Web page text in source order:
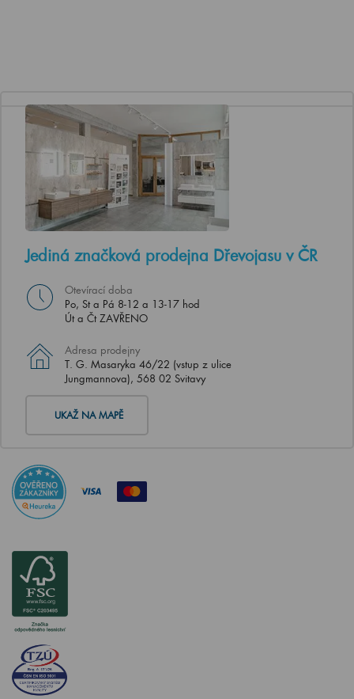
Jediná značková prodejna Dřevojasu v ČR
Otevírací doba
Po, St a Pá 8-12 a 13-17 hod
Út a Čt ZAVŘENO
Adresa prodejny
T. G. Masaryka 46/22 (vstup z ulice
Jungmannova), 568 02 Svitavy
UKAŽ NA MAPĚ